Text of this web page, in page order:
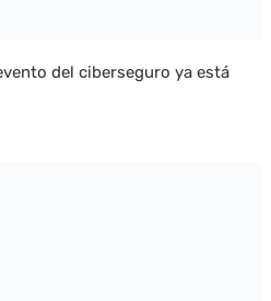
del ciberseguro ya está